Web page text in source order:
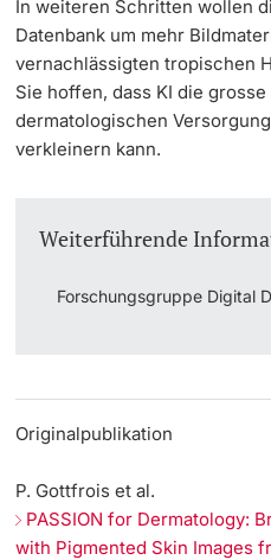
In weiteren Schritten wollen
Datenbank um mehr
vernachlässigten tropischen
Sie hoffen, dass KI die
dermatologischen
verkleinern kann.
Weiterführende
Forschungsgruppe Digital
Originalpublikation
P. Gottfrois et al.
PASSION for Dermatology:
with Pigmented Skin Images